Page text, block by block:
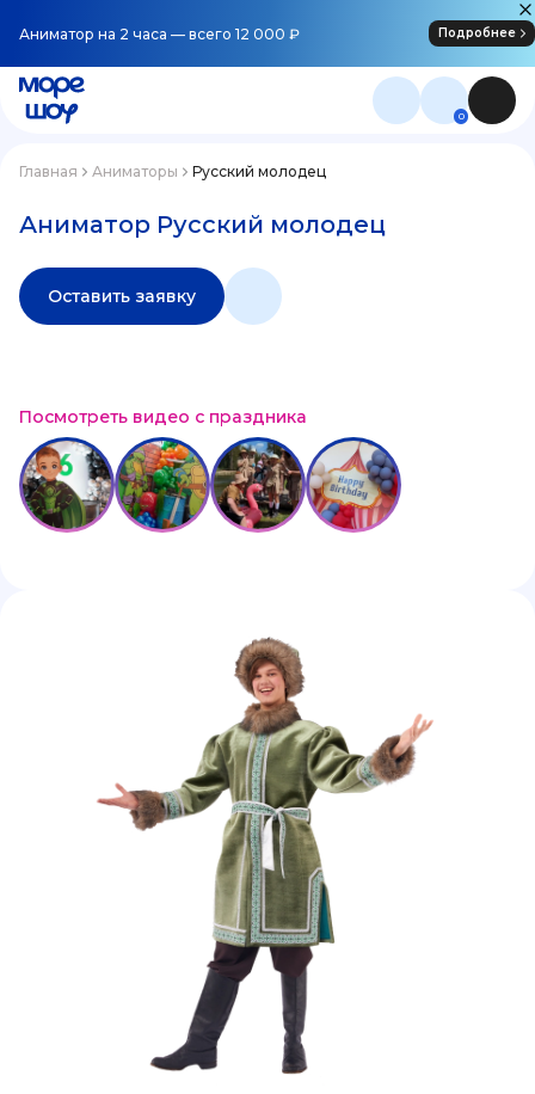
Аниматор на 2 часа — всего 12 000 ₽ Подробнее
0
Главная Аниматоры Русский молодец
Аниматор Русский молодец
Оставить заявку
Посмотреть видео с праздника